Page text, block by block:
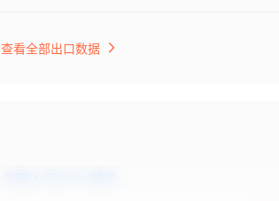
查看全部出口数据